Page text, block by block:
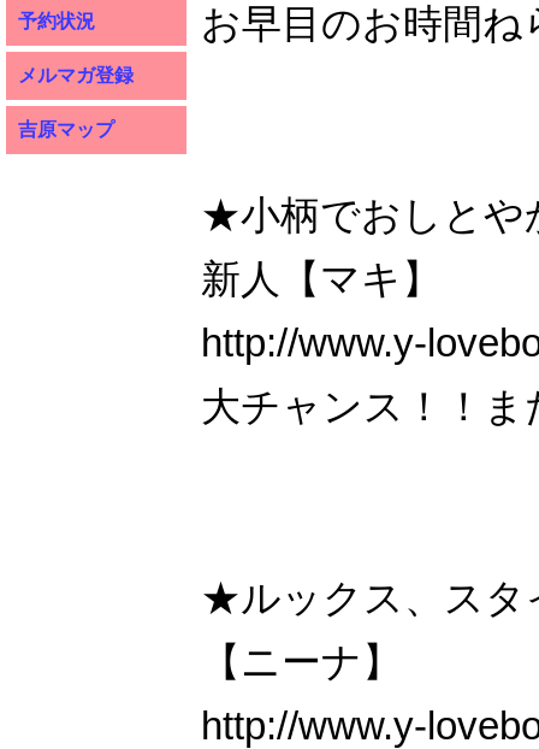
予約状況
メルマガ登録
吉原マップ
お早目のお時間ね
★小柄でおしとや
新人【マキ】
http://www.y-
大チャンス！！
★ルックス、スタ
【ニーナ】
http://www.y-